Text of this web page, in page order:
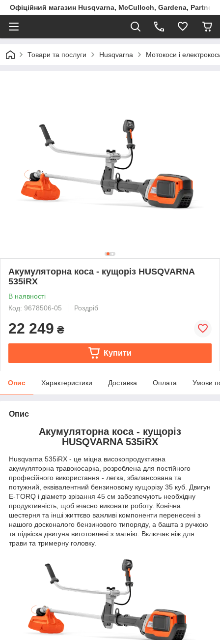
Офіційний магазин Husqvarna, McCulloch, Gardena, Partner
Товари та послуги Husqvarna Мотокоси і
Акумуляторна коса - кущоріз HUSQVARNA
535iRX
В наявності
Код: 9678506-05
Роздріб
22 249 ₴
Купити
Опис Характеристики Доставка Оплата Умови
Опис
Акумуляторна коса - кущоріз
HUSQVARNA 535iRX
Husqvarna 535iRX - це міцна високопродуктивна
акумуляторна травокосарка, розроблена для постійного
професійного використання - легка, збалансована та
потужний, еквівалентний бензиновому кущорізу 35 куб. Двигун
E-TORQ і діаметр зрізання 45 см забезпечують необхідну
продуктивність, щоб вчасно виконати роботу. Конічна
шестерня та інші життєво важливі компоненти перенесені з
нашого досконалого бензинового типоряду, а башта з ручкою
та підвіска двигуна виготовлені з магнію. Включає ніж для
трави та тримерну головку.